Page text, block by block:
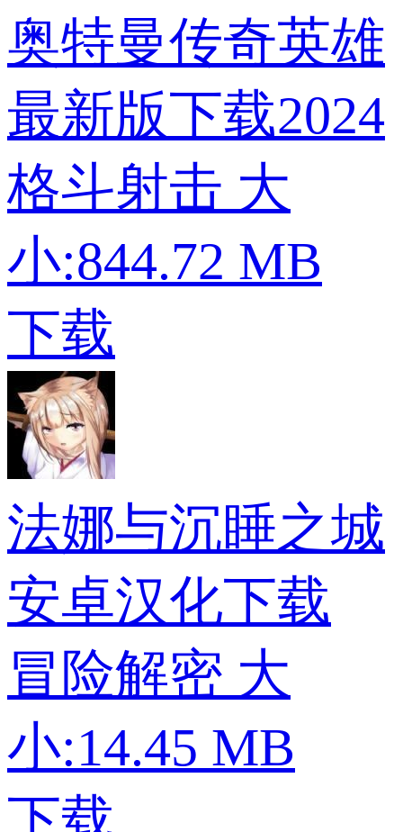
奥特曼传奇英雄
最新版下载2024
格斗射击 大
小:844.72 MB
下载
法娜与沉睡之城
安卓汉化下载
冒险解密 大
小:14.45 MB